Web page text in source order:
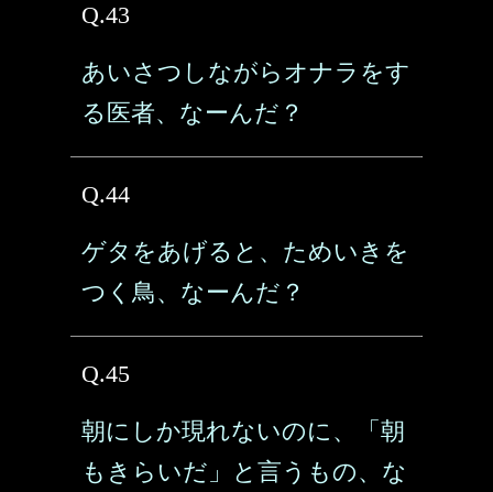
Q.43
あいさつしながらオナラをす
る医者、なーんだ？
Q.44
ゲタをあげると、ためいきを
つく鳥、なーんだ？
Q.45
朝にしか現れないのに、「朝
もきらいだ」と言うもの、な